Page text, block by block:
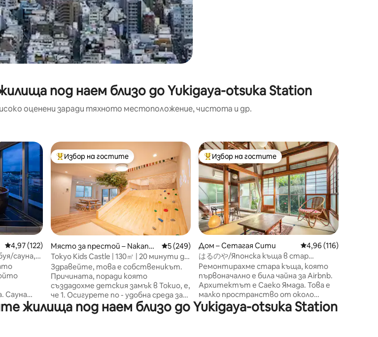
под наем близо до Yukigaya-otsuka Station
оценени заради тяхното местоположение, чистота и др.
Средна оценка: 4,97 от 5, 122 отзива
4,97 (122)
сауна,
за
25
с
минути от
Най-популярен избор на гостите
Избор на гостите
Място за престой – Nakano
City
Средна оценка: 5 от 5, 249 отзива
5 (249)
Tokyo Kids Castle | 130㎡ | 20 минути до
Шинджуку | 1 минута до гарата
Здравейте, това е собственикът.
Причината, поради която
създадохме детския замък в Токио, е,
че 1. Осигурете по - удобна среда за
пътуване и игра за деца и техните
семейства по целия свят 2. Не
Най-популярен избор на гостите
Избор на гостите
Дом – Сетагая Сити Средна оценка: 4,96
4,96 (116)
はるのや/Японска къща в стар
традиционен стил_HARUNOYA
Ремонтирахме стара къща, която
първоначално е била чайна за Airbnb.
Архитектът е Саеко Ямада. Това е
малко пространство от около
10 цубо, но е историческа стара
къща, обгърната в мека и цветна
жилища под наем близо до Yukigaya-otsuka Station